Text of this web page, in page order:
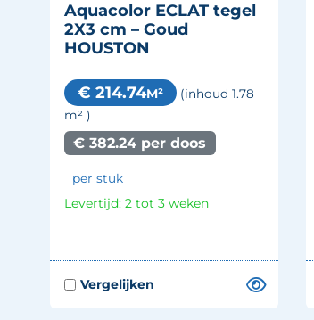
Aquacolor ECLAT tegel
2X3 cm – Goud
HOUSTON
€ 214.74M²
(inhoud 1.78
m² )
€ 382.24 per doos
per stuk
Levertijd: 2 tot 3 weken